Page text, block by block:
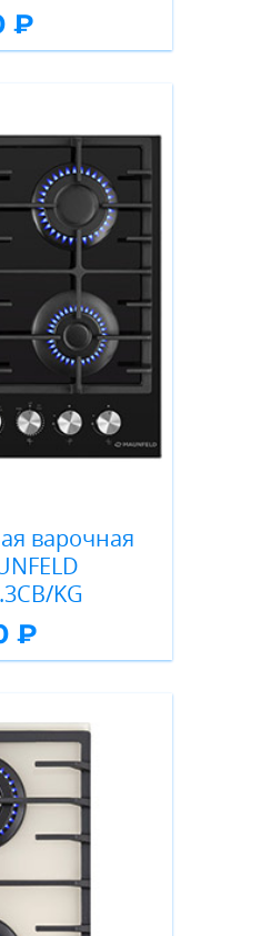
₽
варочная
KG
₽